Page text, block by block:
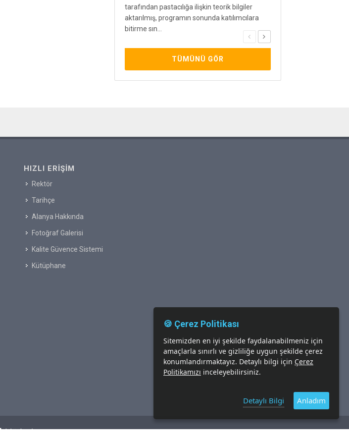
tarafından pastacılığa ilişkin teorik bilgiler
aktarılmış, programın sonunda katılımcılara
bitirme sın...
TÜMÜNÜ GÖR
HIZLI ERIŞIM
Rektör
Tarihçe
Alanya Hakkında
Fotoğraf Galerisi
Kalite Güvence Sistemi
Kütüphane
🍪 Çerez Politikası
Sitemizden en iyi şekilde faydalanabilmeniz için
amaçlarla sınırlı ve gizliliğe uygun şekilde çerez
konumlandırmaktayız. Detaylı bilgi için Çerez
Politikamızı inceleyebilirsiniz.
Detaylı Bilgi Anladım